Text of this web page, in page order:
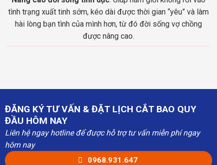
tình trạng xuất tinh sớm, kéo dài được thời gian “yêu” và làm
hài lòng bạn tình của mình hơn, từ đó đời sống vợ chồng
được nâng cao.
ĐĂNG KÝ TƯ VẤN & ĐẶT LỊCH CẮT BAO QUY
ĐẦU HÔM NAY
Liên hệ ngay hotline để được hỗ trợ tư vấn miễn phí ngay
hôm nay
0968.931.647